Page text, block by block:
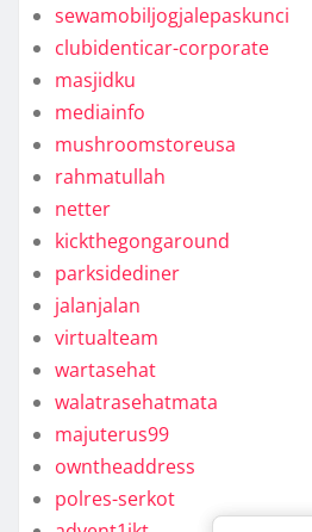
sewamobiljogjalepaskunci
clubidenticar-corporate
masjidku
mediainfo
mushroomstoreusa
rahmatullah
netter
kickthegongaround
parksidediner
jalanjalan
virtualteam
wartasehat
walatrasehatmata
majuterus99
owntheaddress
polres-serkot